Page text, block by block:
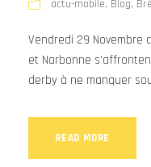
actu-mobile, Blog,
Vendredi 29 Novembre
et Narbonne
derby à ne manquer
READ MORE